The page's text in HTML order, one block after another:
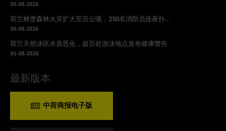
06-08-2026
荷兰林堡森林火灾扩大至百公顷，250名消防员连夜扑...
06-08-2026
荷兰天然泳区水质恶化，超百处游泳地点发布健康警告
05-08-2026
最新版本
中荷商报电子版